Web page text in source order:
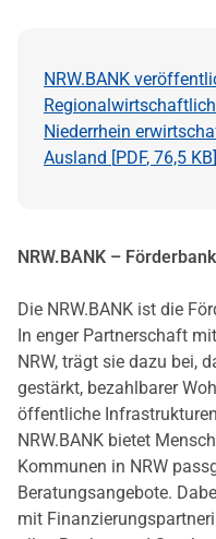
NRW.BANK
Niederrhein
Ausland [PDF, 76,5 KB]
NRW.BANK –
Die NRW.BANK ist die
In enger Partnerschaft
NRW, trägt sie dazu bei,
gestärkt, bezahlbarer
öffentliche
NRW.BANK bietet
Kommunen in NRW
Beratungsangebote.
mit